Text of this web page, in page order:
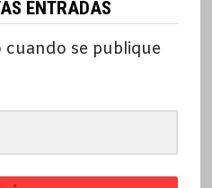
ENTRADAS
cuando se publique